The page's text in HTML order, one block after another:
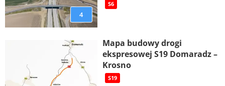
4
S6
Mapa budowy drogi
ekspresowej S19 Domaradz –
Krosno
S19